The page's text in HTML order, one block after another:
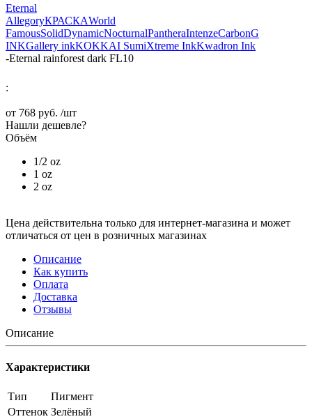
Eternal
AllegoryКРАСКАWorld
FamousSolidDynamicNocturnalPantheraIntenzeCarbonG
INKGallery inkKOKKAI SumiXtreme InkKwadron Ink
-Eternal rainforest dark FL10
:
от 768 руб. /шт
Нашли дешевле?
Объём
1/2 oz
1 oz
2 oz
Цена действительна только для интернет-магазина и может
отличаться от цен в розничных магазинах
Описание
Как купить
Оплата
Доставка
Отзывы
Описание
Характеристики
Тип
Пигмент
Оттенок Зелёный